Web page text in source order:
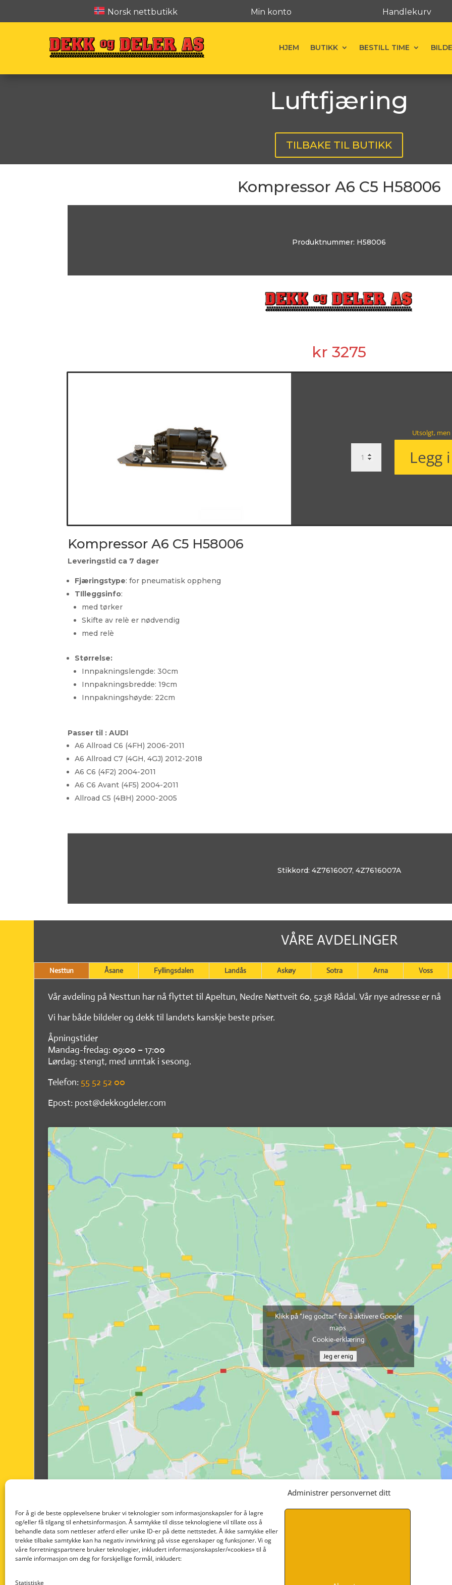
Administrer personvernet ditt
For å gi de beste opplevelsene bruker vi teknologier som informasjonskapsler for å lagre
og/eller få tilgang til enhetsinformasjon. Å samtykke til disse teknologiene vil tillate oss å
behandle data som nettleser atferd eller unike ID-er på dette nettstedet. Å ikke samtykke eller
trekke tilbake samtykke kan ha negativ innvirkning på visse egenskaper og funksjoner. Vi og
våre forretningspartnere bruker teknologier, inkludert informasjonskapsler/«cookies» til å
samle informasjon om deg for forskjellige formål, inkludert:
Statistiske
Norsk nettbutikk Min konto Handlekurv
HJEM BUTIKK BESTILL TIME
Luftfjæring
TILBAKE TIL BUTIKK
Kompressor A6 C5 H58006
Produktnummer: H58006
kr 3275
Utsolgt,
C5
Legg
Kompressor A6 C5 H58006
Leveringstid ca 7 dager
Fjæringstype:for pneumatisk oppheng
TIlleggsinfo:
med tørker
Skifte av relè er nødvendig
med relè
Størrelse:
Innpakningslengde: 30cm
Innpakningsbredde: 19cm
Innpakningshøyde: 22cm
Passer til :AUDI
A6 Allroad C6 (4FH) 2006-2011
A6 Allroad C7 (4GH, 4GJ) 2012-2018
A6 C6 (4F2) 2004-2011
A6 C6 Avant (4F5) 2004-2011
Allroad C5 (4BH) 2000-2005
Stikkord: 4Z7616007, 4Z7616007A
VÅRE AVDELINGER
Nesttun Åsane Fyllingsdalen Landås Askøy Sotra Arna Voss
Vår avdeling på Nesttun har nå flyttet til Apeltun, Nedre Nøttveit 60, 5238 Rådal. Vår nye adresse er nå
Vi har både bildeler og dekk til landets kanskje beste priser.
Åpningstider
Mandag-fredag: 09:00 – 17:00
Lørdag: stengt, med unntak i sesong.
Telefon: 55 52 52 00
Epost: post@dekkogdeler.com
Klikk på "Jeg godtar" for å aktivere Google
maps
Cookie-erklæring
Jeg er enig